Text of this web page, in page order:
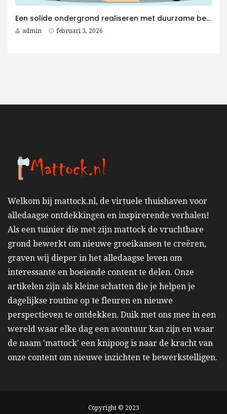
Een solide ondergrond realiseren met duurzame betonplaten voor elk betonwerken project
admin februari 3, 2026
Welkom bij mattock.nl, de virtuele thuishaven voor
alledaagse ontdekkingen en inspirerende verhalen!
Als een tuinier die met zijn mattock de vruchtbare
grond bewerkt om nieuwe groeikansen te creëren,
graven wij dieper in het alledaagse leven om
interessante en boeiende content te delen. Onze
artikelen zijn als kleine schatten die je helpen je
dagelijkse routine op te fleuren en nieuwe
perspectieven te ontdekken. Duik met ons mee in een
wereld waar elke dag een avontuur kan zijn en waar
de naam 'mattock' een knipoog is naar de kracht van
onze content om nieuwe inzichten te bewerkstelligen.
Copyright © 2023